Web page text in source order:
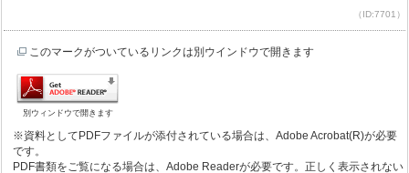
（ID:7701）
このマークがついているリンクは別ウインドウで開きます
別ウィンドウで開きます
※資料としてPDFファイルが添付されている場合は、Adobe Acrobat(R)が必要
です。
PDF書類をご覧になる場合は、Adobe Readerが必要です。正しく表示されない